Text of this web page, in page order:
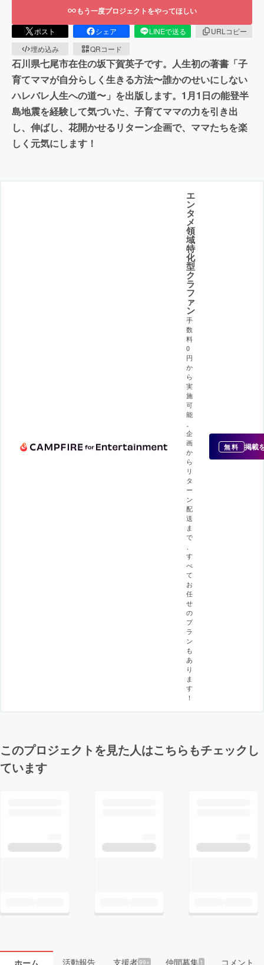
もう一度プロジェクトをやってほしい
ポスト シェア LINEで送る
URLコピー
埋め込み
QRコード
石川県七尾市在住の坂下賀英子です。人生初の著書「子
育てママが自分らしく生きる方法〜誰かのせいにしない
ハレバレ人生への道〜」を出版します。1月1日の能登半
島地震を経験して気づいた、子育てママの力を引き出
し、伸ばし、花開かせるリターン企画で、ママたちを楽
しく元気にします！
エ
ン
タ
メ
領
域
特
化
型
ク
ラ
フ
ァ
ン
手
数
料
0
円
か
ら
実
施
可
能
。
企
画
か
ら
リ
タ
ー
ン
配
送
ま
で
、
す
べ
て
お
任
せ
の
プ
ラ
ン
も
あ
り
ま
す
！
無料 掲載
このプロジェクトを見た人はこちらもチェックし
ています
ホーム 活動報告 支援者99+ 仲間募集 1 コメント